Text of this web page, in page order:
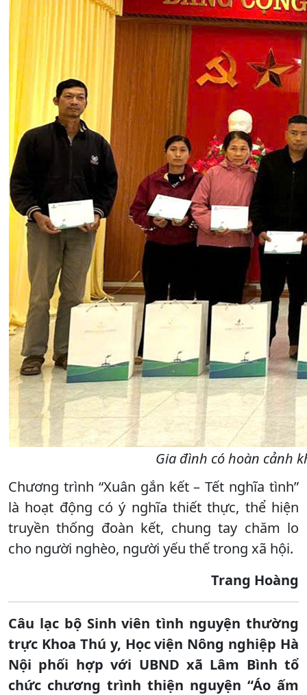
Gia đình có hoàn cảnh
Chương trình “Xuân gắn kết – Tết nghĩa tình”
là hoạt động có ý nghĩa thiết thực, thể hiện
truyền thống đoàn kết, chung tay chăm lo
cho người nghèo, người yếu thế trong xã hội.
Trang Hoàng
Câu lạc bộ Sinh viên tình nguyện thường
trực Khoa Thú y, Học viện Nông nghiệp Hà
Nội phối hợp với UBND xã Lâm Bình tổ
chức chương trình thiện nguyện “Áo ấm